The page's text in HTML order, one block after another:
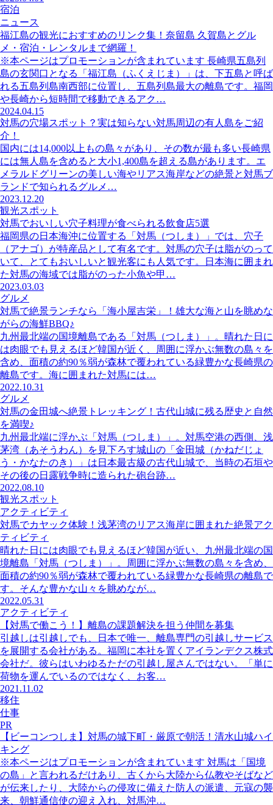
宿泊
ニュース
福江島の観光におすすめのリンク集！奈留島 久賀島とグル
メ・宿泊・レンタルまで網羅！
※本ページはプロモーションが含まれています 長崎県五島列
島の玄関口となる「福江島（ふくえじま）」は、下五島と呼ば
れる五島列島南西部に位置し、五島列島最大の離島です。福岡
や長崎から短時間で移動できるアク…
2024.04.15
対馬の穴場スポット？実は知らない対馬周辺の有人島をご紹
介！
国内には14,000以上もの島々があり、その数が最も多い長崎県
には無人島を含めると大小1,400島を超える島があります。エ
メラルドグリーンの美しい海やリアス海岸などの絶景と対馬ブ
ランドで知られるグルメ…
2023.12.20
観光スポット
対馬でおいしい穴子料理が食べられる飲食店5選
福岡県の日本海沖に位置する「対馬（つしま）」では、穴子
（アナゴ）が特産品として有名です。対馬の穴子は脂がのって
いて、とてもおいしいと観光客にも人気です。日本海に囲まれ
た対馬の海域では脂がのった小魚や甲…
2023.03.03
グルメ
対馬で絶景ランチなら「海小屋吉栄」！雄大な海と山を眺めな
がらの海鮮BBQ♪
九州最北端の国境離島である「対馬（つしま）」。晴れた日に
は肉眼でも見えるほど韓国が近く、周囲に浮かぶ無数の島々を
含め、面積の約90％弱が森林で覆われている緑豊かな長崎県の
離島です。海に囲まれた対馬には…
2022.10.31
グルメ
対馬の金田城へ絶景トレッキング！古代山城に残る歴史と自然
を満喫♪
九州最北端に浮かぶ「対馬（つしま）」。対馬空港の西側、浅
茅湾（あそうわん）を見下ろす城山の「金田城（かねだじょ
う・かなたのき）」は日本最古級の古代山城で、当時の石垣や
その後の日露戦争時に造られた砲台跡…
2022.08.10
観光スポット
アクティビティ
対馬でカヤック体験！浅茅湾のリアス海岸に囲まれた絶景アク
ティビティ
晴れた日には肉眼でも見えるほど韓国が近い、九州最北端の国
境離島「対馬（つしま）」。周囲に浮かぶ無数の島々を含め、
面積の約90％弱が森林で覆われている緑豊かな長崎県の離島で
す。そんな豊かな山々を眺めなが…
2022.05.31
アクティビティ
【対馬で働こう！】離島の課題解決を担う仲間を募集
引越しは引越しでも、日本で唯一、離島専門の引越しサービス
を展開する会社がある。福岡に本社を置くアイランデクス株式
会社だ。彼らはいわゆるただの引越し屋さんではない。「単に
荷物を運んでいるのではなく、お客…
2021.11.02
移住
仕事
PR
【ビーコンつしま】対馬の城下町・厳原で朝活！清水山城ハイ
キング
※本ページはプロモーションが含まれています 対馬は「国境
の島」と言われるだけあり、古くから大陸から仏教やそばなど
が伝来したり、大陸からの侵攻に備えた防人の派遣、元寇の襲
来、朝鮮通信使の迎え入れ、対馬沖…